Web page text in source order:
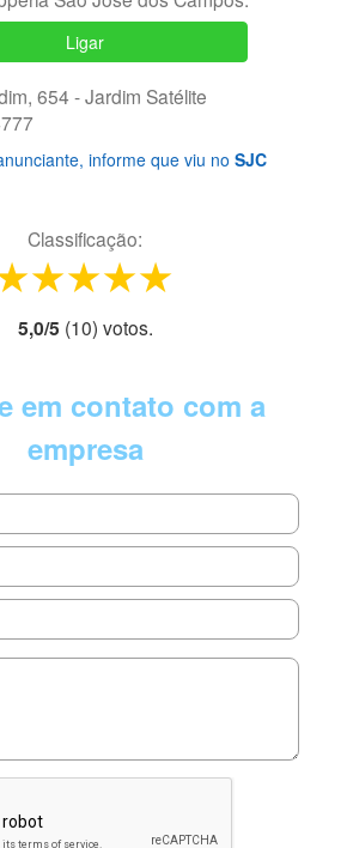
Ligar
654 - Jardim Satélite
informe que viu no SJC
Classificação:
4 stars
3 stars
2 stars
1 star
5,0/5 (10) votos.
em contato com a
empresa